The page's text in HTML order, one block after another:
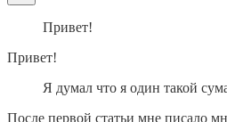
Привет!
Привет!
Я думал что я один такой
После первой статьи мне писало